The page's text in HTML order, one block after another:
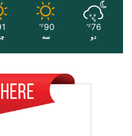
76
℉
دو
90
℉
سه